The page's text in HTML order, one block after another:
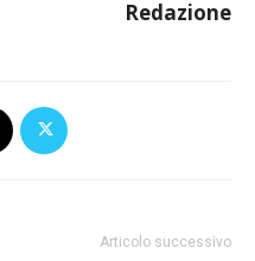
Redazione
Articolo successivo